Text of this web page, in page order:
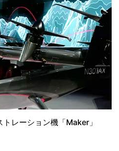
レーション機「Maker」